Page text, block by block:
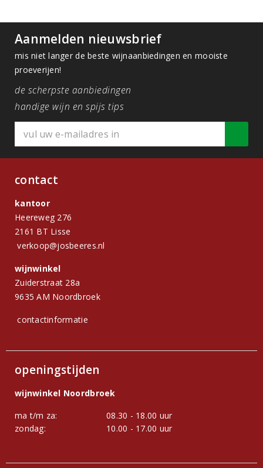
Aanmelden nieuwsbrief
mis niet langer de beste wijnaanbiedingen en mooiste
proeverijen!
de scherpste aanbiedingen
handige wijn en spijs tips
contact
kantoor
Heereweg 276
2161 BT Lisse
verkoop@josbeeres.nl
wijnwinkel
Zuiderstraat 28a
9635 AM Noordbroek
contactinformatie
openingstijden
wijnwinkel Noordbroek
ma t/m za:
08.30 - 18.00 uur
zondag:
10.00 - 17.00 uur